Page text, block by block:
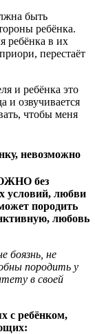
быть
ребёнка.
ребёнка в их
перестаёт
и ребёнка это
и озвучивается
чтобы меня
невозможно
без
условий, любви
породить
любовь
боязнь, не
породить у
в своей
с ребёнком,